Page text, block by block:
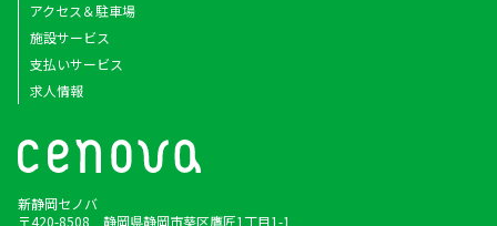
アクセス＆駐車場
施設サービス
支払いサービス
求人情報
新静岡セノバ
〒420-8508 静岡県静岡市葵区鷹匠1丁目1-1